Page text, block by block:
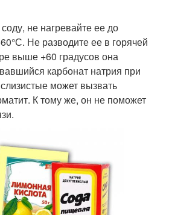
не нагревайте ее до
Не разводите ее в горячей
выше +60 градусов она
карбонат натрия при
может вызвать
К тому же, он не поможет